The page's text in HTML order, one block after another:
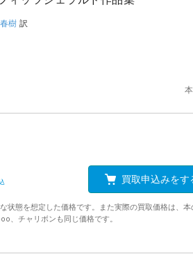
樹 訳
買取申込みをす
な状態を想定した価格です。また実際の買取価格は、本
、チャリボンも同じ価格です。